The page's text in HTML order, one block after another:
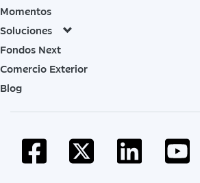
Momentos
Soluciones
Fondos Next
Comercio Exterior
Blog